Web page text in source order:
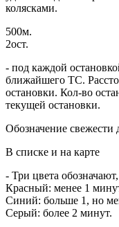
колясками.
500м.
2ост.
- под каждой
ближайшего ТС.
остановки. Кол-во
текущей остановки.
Обозначение свежести
В списке и на карте
- Три цвета
Красный: менее 1
Синий: больше 1, но
Серый: более 2 минут.